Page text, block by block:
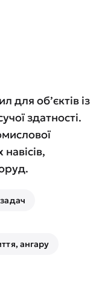
об’єктів із
здатності.
ангару